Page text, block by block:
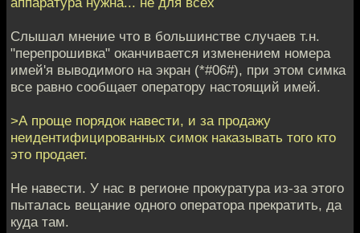
Слышал мнение что в большинстве случаев т.н.
"перепрошивка" оканчивается изменением номера
имей'я выводимого на экран (*#06#), при этом симка
все равно сообщает оператору настоящий имей.
>А проще порядок навести, и за продажу
неидентифицированных симок наказывать того кто
это продает.
Не навести. У нас в регионе прокуратура из-за этого
пыталась вещание одного оператора прекратить, да
куда там.